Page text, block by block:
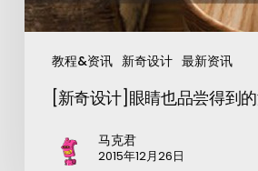
教程&资讯 新奇设计 最新资讯
[新奇设计]眼睛也品尝得到的
马克君
2015年12月26日